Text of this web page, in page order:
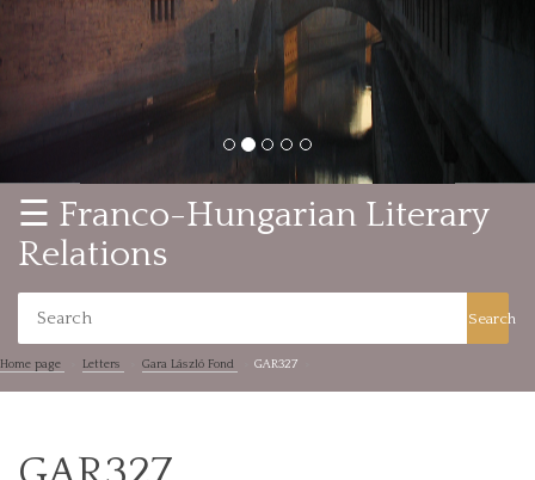
☰ Franco-Hungarian Literary
Relations
Search
Home page Letters Gara László Fond GAR327